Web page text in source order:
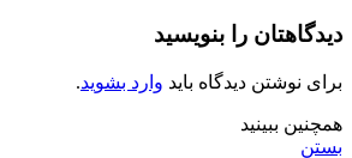
دیدگاهتان را بنویسید
برای نوشتن دیدگاه باید وارد بشوید.
همچنین ببینید
بستن